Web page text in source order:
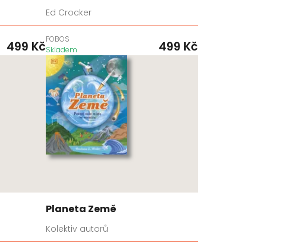
499 Kč
Ed Crocker
FOBOS
Skladem
499 Kč
Planeta Země
Kolektiv autorů